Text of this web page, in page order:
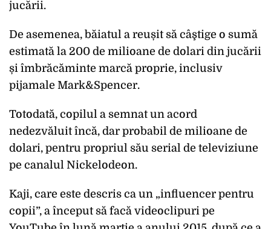
jucării.
De asemenea, băiatul a reușit să câştige o sumă
estimată la 200 de milioane de dolari din jucării
și îmbrăcăminte marcă proprie, inclusiv
pijamale Mark&Spencer.
Totodată, copilul a semnat un acord
nedezvăluit încă, dar probabil de milioane de
dolari, pentru propriul său serial de televiziune
pe canalul Nickelodeon.
Kaji, care este descris ca un „influencer pentru
copii”, a început să facă videoclipuri pe